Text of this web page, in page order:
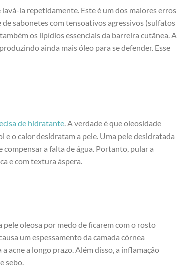
la repetidamente. Este é um dos maiores erros
sabonetes com tensoativos agressivos (sulfatos
os lipídios essenciais da barreira cutânea. A
ainda mais óleo para se defender. Esse
de hidratante. A verdade é que oleosidade
e o calor desidratam a pele. Uma pele desidratada
a falta de água. Portanto, pular a
e com textura áspera.
oleosa por medo de ficarem com o rosto
um espessamento da camada córnea
acne a longo prazo. Além disso, a inflamação
sebo.